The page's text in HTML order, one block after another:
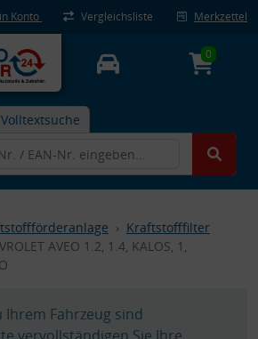
Konto Vergleichsliste Merkzettel
Volltextsuche
0
Kraftstofffilter
AVEO 1.2, 1.4, KALOS, 1,
Ihrem Fahrzeug sind